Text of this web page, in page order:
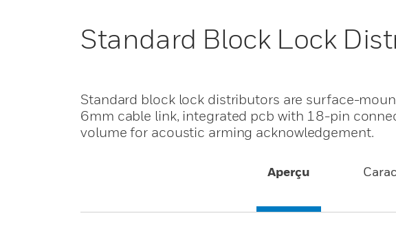
Standard Block Lock
Standard block lock distributors are surface-
6mm cable link, integrated pcb with 18-pin
volume for acoustic arming acknowledgement.
Aperçu